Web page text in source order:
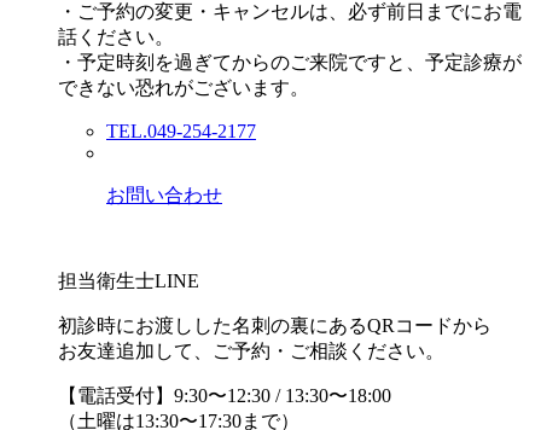
・ご予約の変更・キャンセルは、必ず前日までにお電
話ください。
・予定時刻を過ぎてからのご来院ですと、予定診療が
できない恐れがございます。
TEL.049-254-2177
お問い合わせ
担当衛生士LINE
初診時にお渡しした名刺の裏にあるQRコードから
お友達追加して、ご予約・ご相談ください。
【電話受付】9:30〜12:30 / 13:30〜18:00
（土曜は13:30〜17:30まで）